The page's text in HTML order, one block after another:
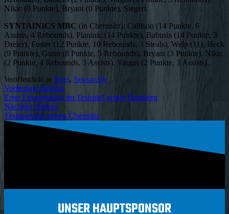
Nikic (0 Punkte), Bryant (0 Punkte), Siegert.
SYNTAINICS MBC (in Chemnitz): Callison (14 Punkte, 6
Assists, 4 Rebounds), Planinic (14 Punkte), Babusis (14 Punkte, 3
Dreier), Foster (12 Punkte, 10 Rebounds, 3 Steals), Welp (11), Heck
(9 Punkte), Gunn (8 Punkte, 5 Rebounds), Bryant (3 Punkte), Nikic
(2 Punkte, 4 Rebounds, 3 Assists), Vargas (2 Punkte, 3 Assists).
Veröffentlicht in News, Newsarchiv
Vorheriger Beitrag
Erste Erkenntnisse im Testspiel gegen Bamberg
Nächster Beitrag
Testspielsieg gegen Chemnitz
UNSER HAUPTSPONSOR